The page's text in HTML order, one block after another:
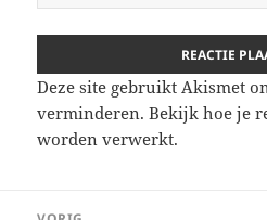
Deze site gebruikt Akismet
verminderen.Bekijk hoe je
worden verwerkt.